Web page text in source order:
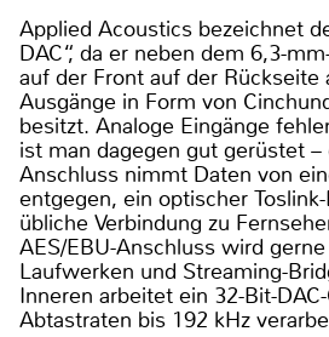
Applied Acoustics bezeichnet
DAC“, da er neben dem 6,3-
auf der Front auf der Rückseite
Ausgänge in Form von
besitzt. Analoge Eingänge
ist man dagegen gut gerüstet –
Anschluss nimmt Daten von
entgegen, ein optischer
übliche Verbindung zu
AES/EBU-Anschluss wird
Laufwerken und Streaming-
Inneren arbeitet ein 32-Bit-
Abtastraten bis 192 kHz